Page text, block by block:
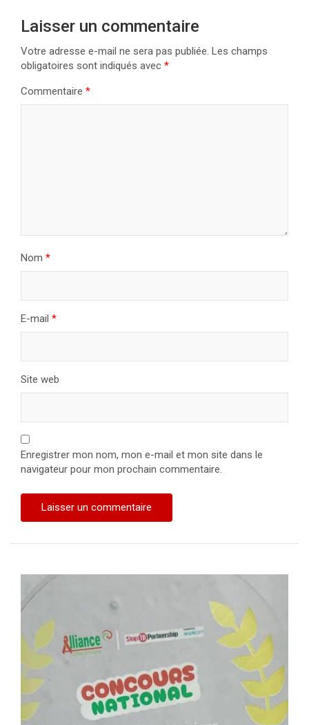
Laisser un commentaire
Votre adresse e-mail ne sera pas publiée. Les champs
obligatoires sont indiqués avec *
Commentaire *
Nom *
E-mail *
Site web
Enregistrer mon nom, mon e-mail et mon site dans le
navigateur pour mon prochain commentaire.